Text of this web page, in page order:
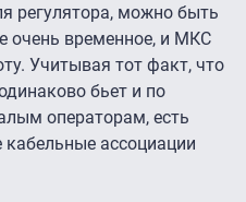
регулятора, можно быть
очень временное, и МКС
Учитывая тот факт, что
бьет и по
операторам, есть
кабельные ассоциации